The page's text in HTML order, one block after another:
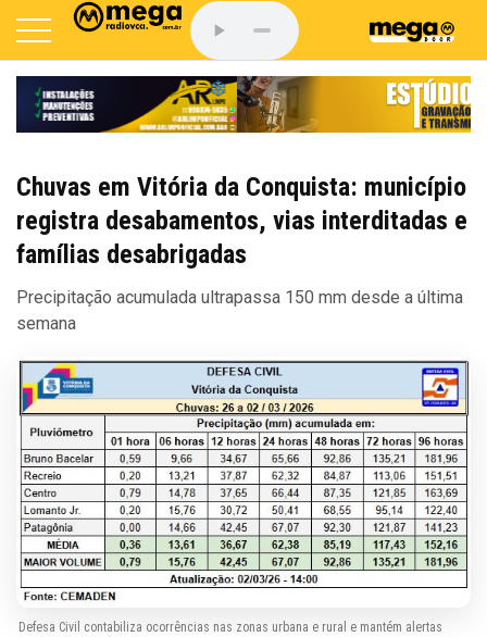
Chuvas em Vitória da Conquista: município
registra desabamentos, vias interditadas e
famílias desabrigadas
Precipitação acumulada ultrapassa 150 mm desde a última
semana
Defesa Civil contabiliza ocorrências nas zonas urbana e rural e mantém alertas